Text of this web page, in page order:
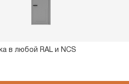
в любой RAL и NCS